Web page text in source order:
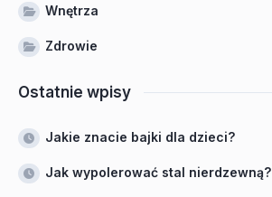
Wnętrza
Zdrowie
Ostatnie wpisy
Jakie znacie bajki dla dzieci?
Jak wypolerować stal nierdzewną?